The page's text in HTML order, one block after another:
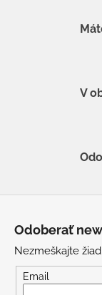
V
Odoberať
Nezmeškajte
Email